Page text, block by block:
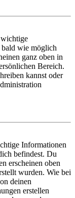
bald wie möglich
ganz oben in
Bereich.
kannst oder
Informationen
befindest. Du
erscheinen oben
wurden. Wie bei
deinen
erstellen